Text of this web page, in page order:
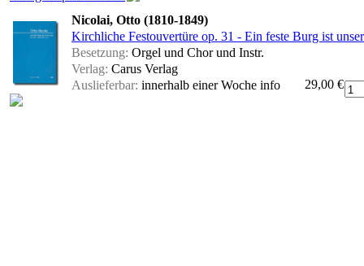
Nicolai, Otto (1810-1849)
Kirchliche Festouvertüre op. 31 - Ein feste Burg ist
Besetzung: Orgel und Chor und Instr.
Verlag: Carus Verlag
Auslieferbar: innerhalb einer Woche info 29,00 €